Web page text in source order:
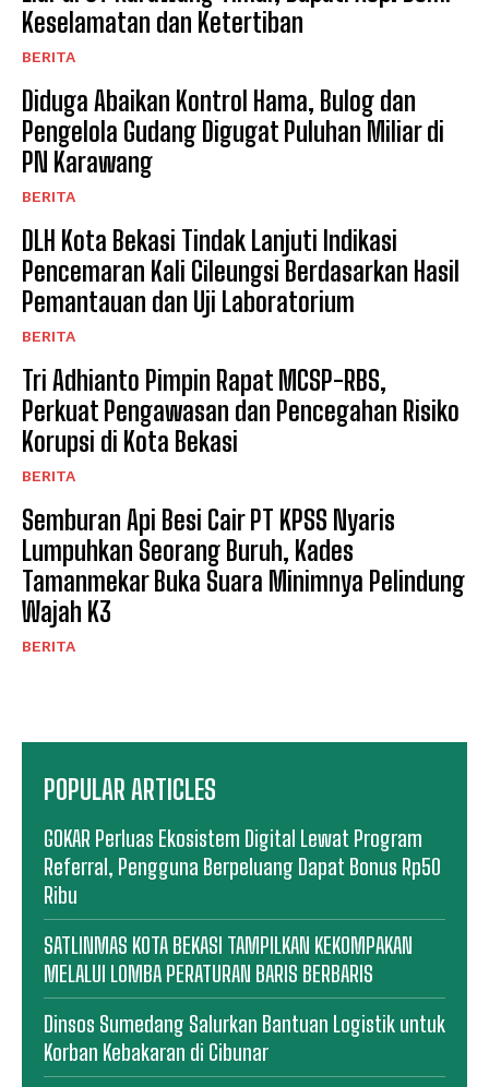
Keselamatan dan Ketertiban
BERITA
Diduga Abaikan Kontrol Hama, Bulog dan
Pengelola Gudang Digugat Puluhan Miliar di
PN Karawang
BERITA
DLH Kota Bekasi Tindak Lanjuti Indikasi
Pencemaran Kali Cileungsi Berdasarkan Hasil
Pemantauan dan Uji Laboratorium
BERITA
Tri Adhianto Pimpin Rapat MCSP-RBS,
Perkuat Pengawasan dan Pencegahan Risiko
Korupsi di Kota Bekasi
BERITA
Semburan Api Besi Cair PT KPSS Nyaris
Lumpuhkan Seorang Buruh, Kades
Tamanmekar Buka Suara Minimnya Pelindung
Wajah K3
BERITA
POPULAR ARTICLES
GOKAR Perluas Ekosistem Digital Lewat Program
Referral, Pengguna Berpeluang Dapat Bonus Rp50
Ribu
SATLINMAS KOTA BEKASI TAMPILKAN KEKOMPAKAN
MELALUI LOMBA PERATURAN BARIS BERBARIS
Dinsos Sumedang Salurkan Bantuan Logistik untuk
Korban Kebakaran di Cibunar